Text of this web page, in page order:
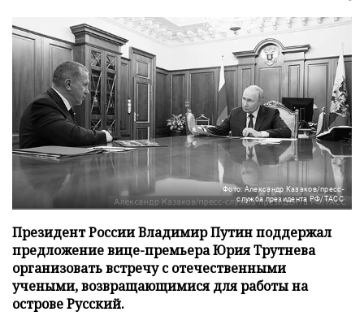
Фото: Александр Казаков/пресс-
служба президента РФ/ТАСС
Президент России Владимир Путин поддержал
предложение вице-премьера Юрия Трутнева
организовать встречу с отечественными
учеными, возвращающимися для работы на
острове Русский.